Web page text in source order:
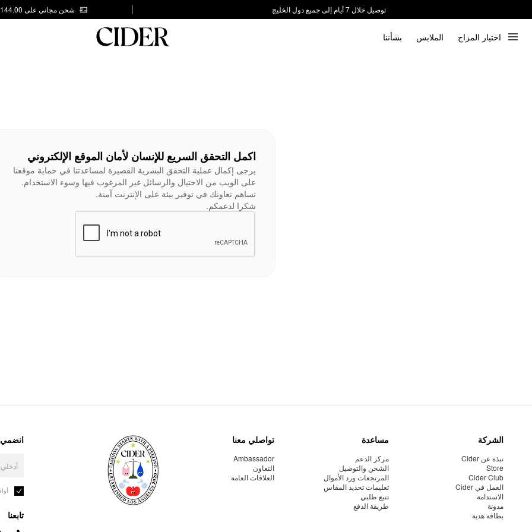
توصيل خلال 7 أيام إلى جميع دول الخليج
شحن مجاني على AED 144.00
اختيار المزاج الملابس بشأننا
اكمل التحقق السريع للإنسان لأمان الموقع الإلكتروني
يرجى إكمال عملية التحقق البشرية القصيرة لمساعدتنا في حماية موقعنا
على الويب من الاحتيال والرسائل غير المرغوب فيها وسوء الاستخدام.
تساهم تعاونك في توفير بيئة على الإنترنت آمنة.
شكرا لدعمكم.
الشركة
نبذة عن Cider
Store
Cider Club
العمل في Cider
الاستدامة
مدونة
بطاقة هدية
مساعدة
مركز الدعم
الشحن والتوصيل
المرتجعات ورد الأموال
تعليمات تحديد المقاس
تتبع طلبي
طريقة الدفع
تواصلي معنا
Ambassador
التعاون
العلاقات العامة
انضمي
تابعنا